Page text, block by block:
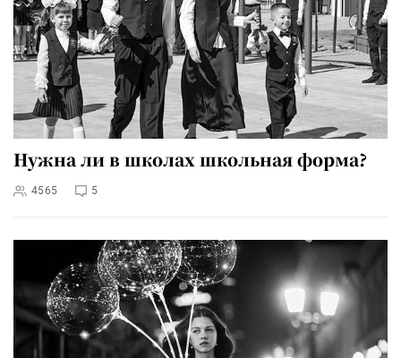
Нужна ли в школах школьная форма?
4565 5